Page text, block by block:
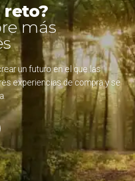
más
un futuro en el que las
experiencias de compra y se